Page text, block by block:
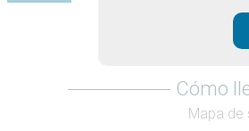
Cómo
Mapa de